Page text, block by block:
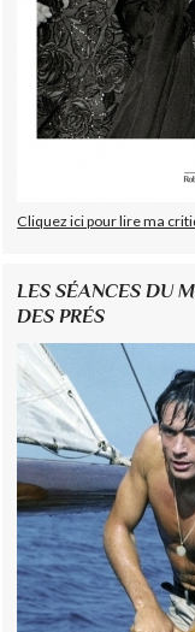
Cliquez ici pour lire ma
LES SÉANCES DU
DES PRÉS